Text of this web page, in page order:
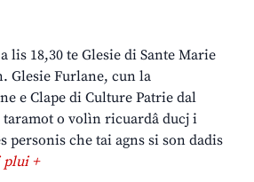
lis 18,30 te Glesie di Sante Marie
Glesie Furlane, cun la
e Clape di Culture Patrie dal
taramot o volìn ricuardâ ducj i
personis che tai agns si son dadis
+